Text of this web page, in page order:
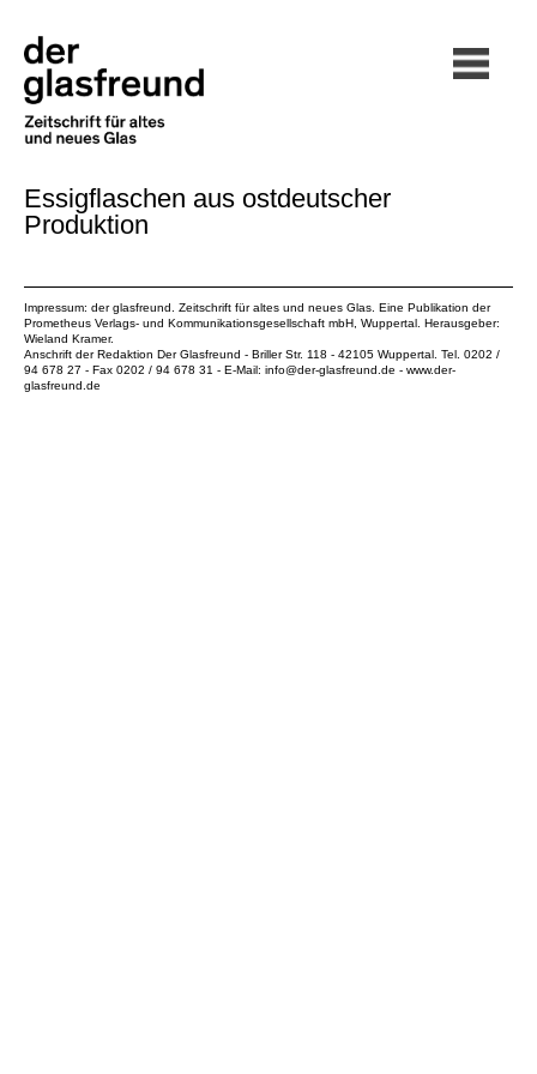
Essigflaschen aus ostdeutscher
Produktion
Impressum: der glasfreund. Zeitschrift für altes und neues Glas. Eine Publikation der
Prometheus Verlags- und Kommunikationsgesellschaft mbH , Wuppertal. Herausgeber:
Wieland Kramer.
Anschrift der Redaktion Der Glasfreund - Briller Str. 118 - 42105 Wuppertal. Tel. 0202 /
94 678 27 - Fax 0202 / 94 678 31 - E-Mail: info@der-glasfreund.de - www.der-
glasfreund.de